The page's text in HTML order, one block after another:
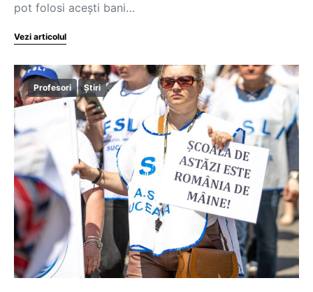
pot folosi acești bani…
Vezi articolul
Profesori Știri